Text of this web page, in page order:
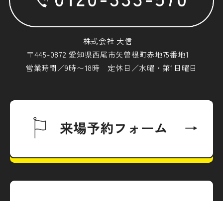
株式会社 大信
〒445-0872 愛知県西尾市矢曽根町赤地75番地1
営業時間／9時〜18時 定休日／水曜・第1日曜日